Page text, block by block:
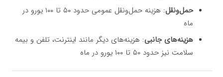
حمل‌ونقل
: هزینه حمل‌ونقل عمومی حدود ۵۰ تا ۱۰۰ یورو در
ماه
هزینه‌های جانبی: هزینه‌های دیگر مانند اینترنت، تلفن و بیمه
سلامت نیز حدود ۵۰ تا ۱۰۰ یورو در ماه